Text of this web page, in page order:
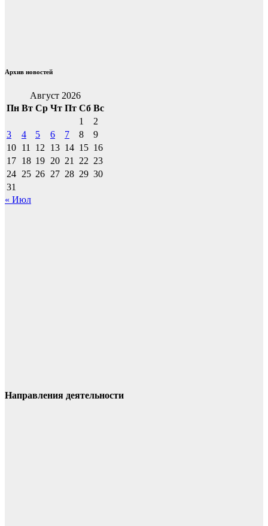
Архив новостей
Август 2026
Пн Вт Ср Чт Пт Сб Вс
1
2
3
4 5 6 7 8
9
10 11 12 13 14 15 16
17 18 19 20 21 22 23
24 25 26 27 28 29 30
31
« Июл
Направления деятельности